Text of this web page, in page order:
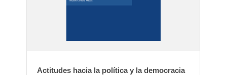
Actitudes hacia la política y la democracia